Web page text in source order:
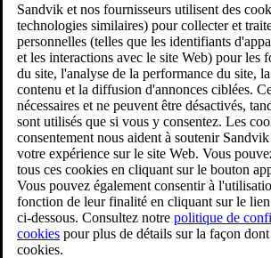
Sandvik et nos fournisseurs utilisent des
technologies similaires) pour collecter et
personnelles (telles que les identifiants
et les interactions avec le site Web) pour les
du site, l'analyse de la performance du site,
contenu et la diffusion d'annonces ciblées.
nécessaires et ne peuvent être désactivés,
sont utilisés que si vous y consentez. Les
consentement nous aident à soutenir
votre expérience sur le site Web. Vous
tous ces cookies en cliquant sur le bouton
Vous pouvez également consentir à
fonction de leur finalité en cliquant sur le
ci-dessous. Consultez notre politique de
cookies pour plus de détails sur la façon
cookies.